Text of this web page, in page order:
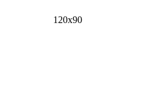
120х90